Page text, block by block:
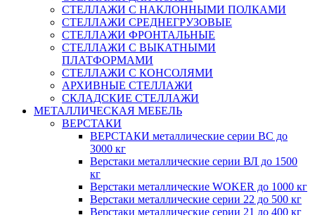
СТЕЛЛАЖИ С НАКЛОННЫМИ ПОЛКАМИ
СТЕЛЛАЖИ СРЕДНЕГРУЗОВЫЕ
СТЕЛЛАЖИ ФРОНТАЛЬНЫЕ
СТЕЛЛАЖИ С ВЫКАТНЫМИ
ПЛАТФОРМАМИ
СТЕЛЛАЖИ С КОНСОЛЯМИ
АРХИВНЫЕ СТЕЛЛАЖИ
СКЛАДСКИЕ СТЕЛЛАЖИ
МЕТАЛЛИЧЕСКАЯ МЕБЕЛЬ
ВЕРСТАКИ
ВЕРСТАКИ металлические серии ВС до
3000 кг
Верстаки металлические серии ВЛ до 1500
кг
Верстаки металлические WOKER до 1000 кг
Верстаки металлические серии 22 до 500 кг
Верстаки металлические серии 21 до 400 кг